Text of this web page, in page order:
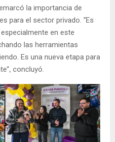
la importancia de
para el sector privado. “Es
en este
las herramientas
Es una nueva etapa para
concluyó.